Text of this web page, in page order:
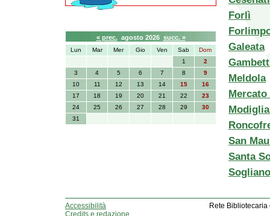
Forlì
Galeata
Meldola
Mercato
San
Santa
« prec.agosto 2026 succ. »
Lun Mar Mer Gio Ven Sab
Dom
1
2
3
4 5 6 7 8
9
10
11 12 13 14 15
16
17
18 19 20 21 22
23
24
25 26 27 28 29
30
31
Accessibilità
Credits e redazione
Rete